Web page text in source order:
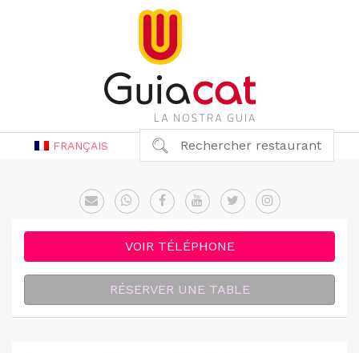
FRANÇAIS Rechercher restaurant
VOIR TÉLÉPHONE
RÉSERVER UNE TABLE